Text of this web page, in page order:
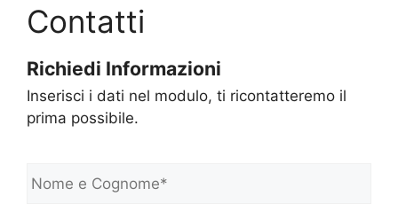
Contatti
Richiedi Informazioni
Inserisci i dati nel modulo, ti ricontatteremo il
prima possibile.
o